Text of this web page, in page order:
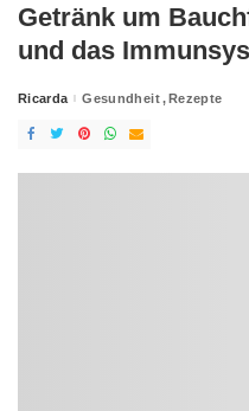
Getränk um
und das
Posted
Ricarda Gesundheit Rezepte